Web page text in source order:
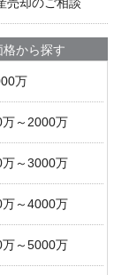
格から探す
万
万～2000万
万～3000万
～4000万
～5000万